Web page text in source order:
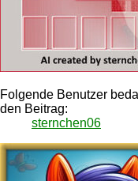
Folgende Benutzer
den Beitrag:
sternchen06